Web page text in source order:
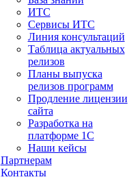
ИТС
Сервисы ИТС
Линия консультаций
Таблица актуальных
релизов
Планы выпуска
релизов программ
Продление лицензии
сайта
Разработка на
платформе 1С
Наши кейсы
Партнерам
Контакты